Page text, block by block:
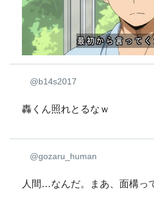
@b14s2017
轟くん照れとるなｗ
@gozaru_human
人間…なんだ。まあ、面構っ